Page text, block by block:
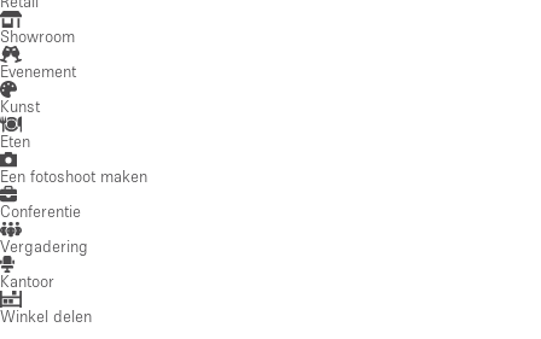
Showroom
Evenement
Kunst
Eten
Een fotoshoot maken
Conferentie
Vergadering
Kantoor
Winkel delen